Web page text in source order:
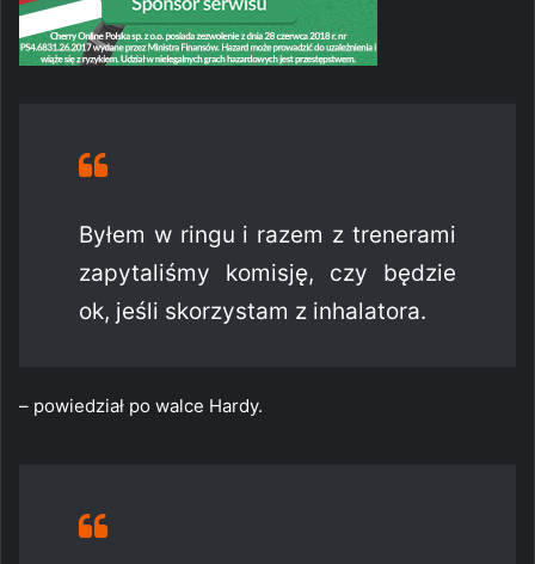
Byłem w ringu i razem z trenerami
zapytaliśmy komisję, czy będzie
ok, jeśli skorzystam z inhalatora.
– powiedział po walce Hardy.